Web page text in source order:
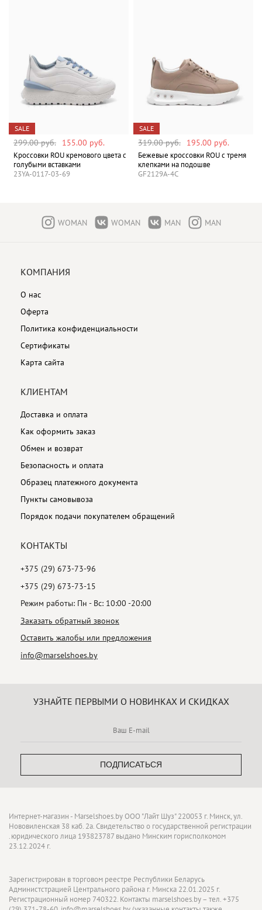
SALE
299.00 руб. 155.00 руб.
Кроссовки ROU кремового цвета с
голубыми вставками
23YA-0117-03-69
SALE
319.00 руб. 195.00 руб.
Бежевые кроссовки ROU с тремя
клепками на подошве
GF2129A-4C
WOMAN WOMAN MAN MAN
КОМПАНИЯ
О нас
Оферта
Политика конфиденциальности
Сертификаты
Карта сайта
КЛИЕНТАМ
Доставка и оплата
Как оформить заказ
Обмен и возврат
Безопасность и оплата
Образец платежного документа
Пункты самовывоза
Порядок подачи покупателем обращений
КОНТАКТЫ
+375 (29) 673-73-96
+375 (29) 673-73-15
Режим работы: Пн - Вс: 10:00 -20:00
Заказать обратный звонок
Оставить жалобы или предложения
info@marselshoes.by
УЗНАЙТЕ ПЕРВЫМИ О НОВИНКАХ И СКИДКАХ
ПОДПИСАТЬСЯ
Интернет-магазин - Marselshoes.by ООО "Лайт Шуз" 220053 г. Минск, ул.
Нововиленская 38 каб. 2а. Свидетельство о государственной регистрации
.юридического лица 193823787 выдано Минским горисполкомом
23.12.2024 г.
Зарегистрирован в торговом реестре Республики Беларусь
Администстрацией Центрального района г. Минска 22.01.2025 г.
Регистрационный номер 740322. Контакты marselshoes.by – тел. +375